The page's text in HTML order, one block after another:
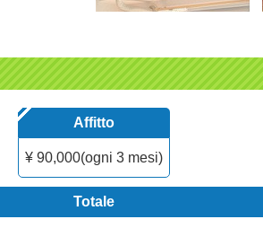
Affitto
¥ 90,000(ogni 3 mesi)
Totale